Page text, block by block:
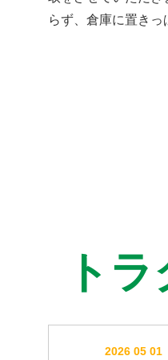
らず、倉庫に置き
ト
2026 05 01